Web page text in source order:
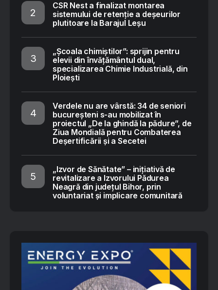
CSR Nest a finalizat montarea
sistemului de retenție a deșeurilor
plutitoare la Barajul Leșu
„Școala chimiștilor”: sprijin pentru
elevii din învățământul dual,
specializarea Chimie Industrială, din
Ploiești
Verdele nu are vârstă: 34 de seniori
bucureșteni s-au mobilizat în
proiectul „De la ghindă la pădure”, de
Ziua Mondială pentru Combaterea
Deșertificării și a Secetei
„Izvor de Sănătate” – inițiativă de
revitalizare a Izvorului Pădurea
Neagră din județul Bihor, prin
voluntariat și implicare comunitară